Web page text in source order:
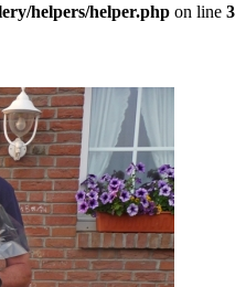
helpers/helper.php on line